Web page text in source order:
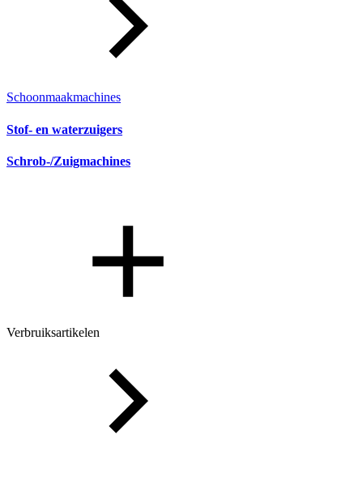
Schoonmaakmachines
Stof- en waterzuigers
Schrob-/Zuigmachines
Verbruiksartikelen